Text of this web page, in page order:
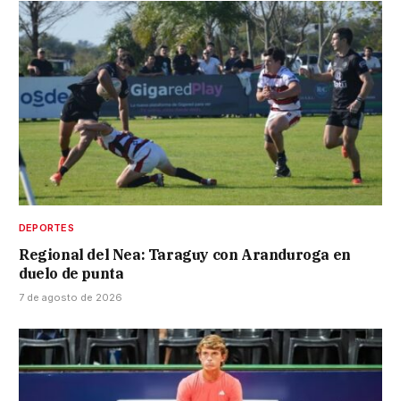
DEPORTES
Regional del Nea: Taraguy con Aranduroga en
duelo de punta
7 de agosto de 2026